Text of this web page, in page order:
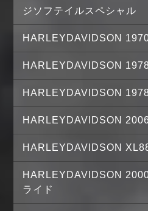
ジソフテイルスペシャル
HARLEYDAVIDSON
HARLEYDAVIDSON
HARLEYDAVIDSON
HARLEYDAVIDSON
HARLEYDAVIDSON
HARLEYDAVIDSON
ライド